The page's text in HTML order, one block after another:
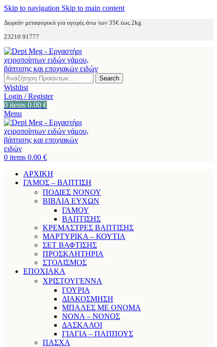
Skip to navigation Skip to main content
Δωρεάν μεταφορικά για αγορές άνω των 35€ έως 2kg
23210 91777
Search
Wishlist
Login / Register
0 items 0.00 €
Menu
0 items 0.00 €
ΑΡΧΙΚΗ
ΓΑΜΟΣ – ΒΑΠΤΙΣΗ
ΠΟΔΙΕΣ ΝΟΝΟΥ
ΒΙΒΛΙΑ ΕΥΧΩΝ
ΓΑΜΟΥ
ΒΑΠΤΙΣΗΣ
ΚΡΕΜΑΣΤΡΕΣ ΒΑΠΤΙΣΗΣ
ΜΑΡΤΥΡΙΚΑ – ΚΟΥΤΙΑ
ΣΕΤ ΒΑΦΤΙΣΗΣ
ΠΡΟΣΚΛΗΤΗΡΙΑ
ΣΤΟΛΙΣΜΟΣ
ΕΠΟΧΙΑΚΑ
ΧΡΙΣΤΟΥΓΕΝΝΑ
ΓΟΥΡΙΑ
ΔΙΑΚΟΣΜΗΣΗ
ΜΠΑΛΕΣ ΜΕ ΟΝΟΜΑ
ΝΟΝΑ – ΝΟΝΟΣ
ΔΑΣΚΑΛΟΙ
ΓΙΑΓΙΑ – ΠΑΠΠΟΥΣ
ΠΑΣΧΑ